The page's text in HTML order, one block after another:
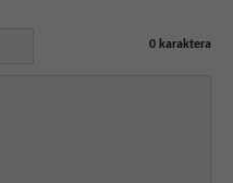
0 karaktera